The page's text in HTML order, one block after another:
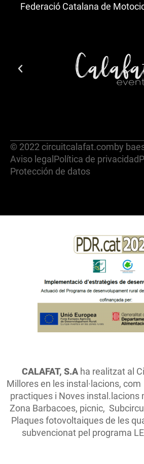
Federació Catalana de
© 2022 circuitcalafat.comby
Aviso legalPolítica de privacidad
Protección de datos
CALAFAT, S.Aha realitzat al
Millores en les instal·lacions, com
practiques i Noves
Zona Barbacoes, picnic,
Plaques fotovoltaiques de les
subvencionat pel programa